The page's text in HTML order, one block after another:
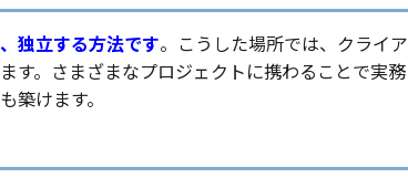
独立する方法です。こうした場所では、クライア
す。さまざまなプロジェクトに携わることで実務
築けます。